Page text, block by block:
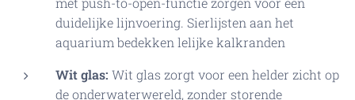
duidelijke lijnvoering. Sierlijsten aan het
aquarium bedekken lelijke kalkranden
Wit glas: Wit glas zorgt voor een helder zicht op
de onderwaterwereld, zonder storende